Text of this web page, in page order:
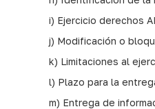
i) Ejercicio derechos
j) Modificación o
k) Limitaciones al
l) Plazo para la
m) Entrega de